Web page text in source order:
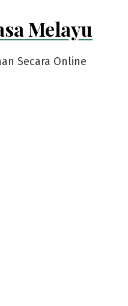
Melayu
Secara Online